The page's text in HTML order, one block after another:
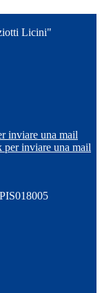
Licini"
inviare una mail
per inviare una mail